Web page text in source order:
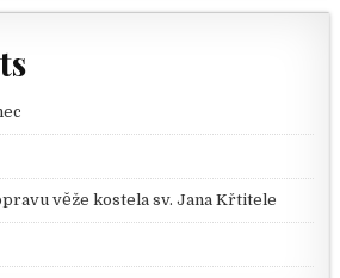
věže kostela sv. Jana Křtitele